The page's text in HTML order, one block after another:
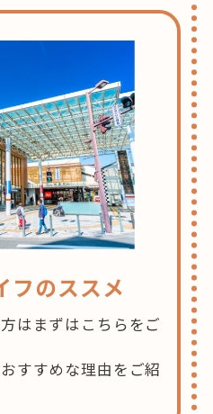
フのススメ
はまずはこちらをご
すすめな理由をご紹